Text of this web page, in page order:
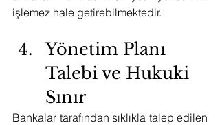
işlemez hale getirebilmektedir.
Yönetim Planı
Talebi ve Hukuki
Sınır
Bankalar tarafından sıklıkla talep edilen